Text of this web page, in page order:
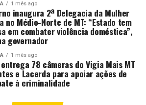
1 mês ago
inaugura 2ª Delegacia da Mulher
no Médio-Norte de MT: “Estado tem
em combater violência doméstica”,
governador
1 mês ago
entrega 78 câmeras do Vigia Mais MT
e Lacerda para apoiar ações de
à criminalidade